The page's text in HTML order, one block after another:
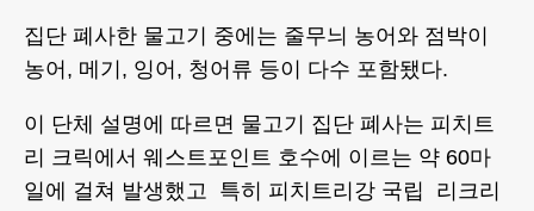
집단 폐사한 물고기 중에는 줄무늬 농어와 점박이
농어, 메기, 잉어, 청어류 등이 다수 포함됐다.
이 단체 설명에 따르면 물고기 집단 폐사는 피치트
리 크릭에서 웨스트포인트 호수에 이르는 약 60마
일에 걸쳐 발생했고 특히 피치트리강 국립 리크리